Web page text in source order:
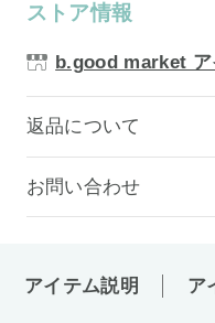
ストア情報
b.good market ア
返品について
お問い合わせ
アイテム説明 ア